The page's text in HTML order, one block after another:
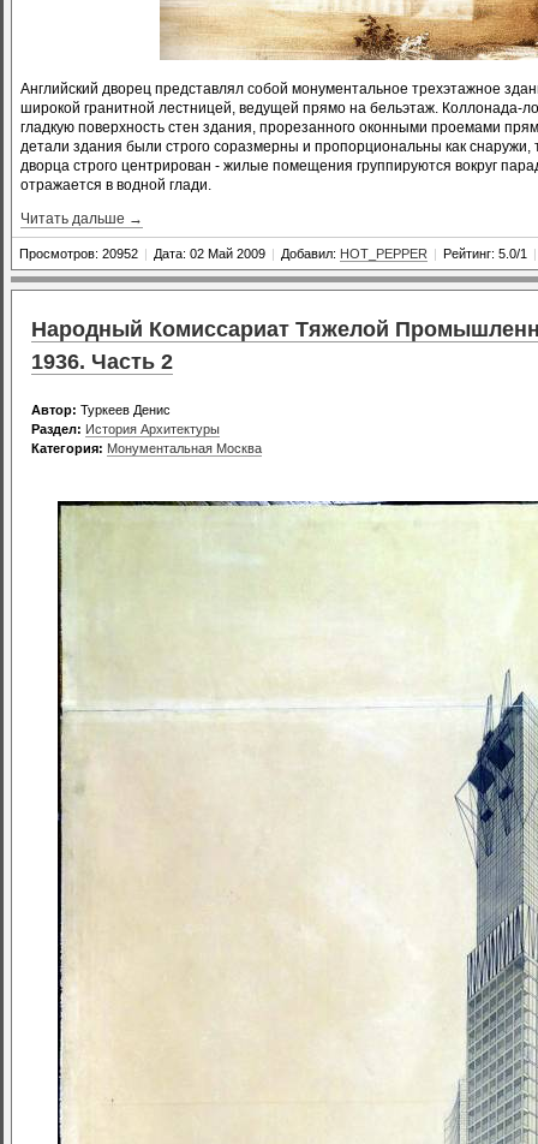
Английский дворец представлял собой монументальное трехэтажное
широкой гранитной лестницей, ведущей прямо на бельэтаж. Коллонада-
гладкую поверхность стен здания, прорезанного оконными проемами
детали здания были строго соразмерны и пропорциональны как
дворца строго центрирован - жилые помещения группируются вокруг
отражается в водной глади.
Читать дальше →
Просмотров: 20952 | Дата: 02 Май 2009 | Добавил: HOT_PEPPER | Рейтинг: 5.0/1 |
Народный Комиссариат Тяжелой
1936. Часть 2
Автор: Туркеев Денис
Раздел: История Архитектуры
Категория: Монументальная Москва